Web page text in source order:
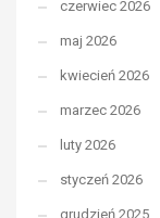
czerwiec 2026
maj 2026
kwiecień 2026
marzec 2026
luty 2026
styczeń 2026
grudzień 2025